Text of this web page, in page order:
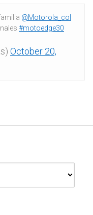
@Motorola_col
#motoedge30
October 20,